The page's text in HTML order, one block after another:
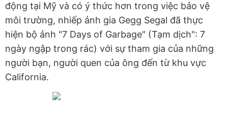
động tại Mỹ và có ý thức hơn trong việc bảo vệ
môi trường, nhiếp ảnh gia Gegg Segal đã thực
hiện bộ ảnh "7 Days of Garbage" (Tạm dịch": 7
ngày ngập trong rác) với sự tham gia của những
người bạn, người quen của ông đến từ khu vực
California.